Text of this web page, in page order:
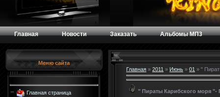
Главная Новости Заказать Альбомы МП3
Меню сайта
Главная страница
Главная » 2011 » Июнь » 01 » "
" Пираты Карибского моря "-